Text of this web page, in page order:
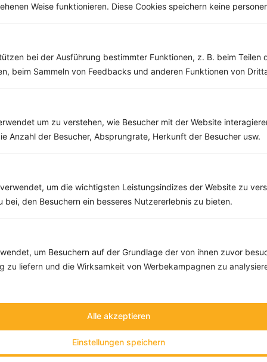
Weise funktionieren. Diese Cookies speichern keine
bei der Ausführung bestimmter Funktionen, z. B. beim Teilen
beim Sammeln von Feedbacks und anderen Funktionen von
um zu verstehen, wie Besucher mit der Website
Anzahl der Besucher, Absprungrate, Herkunft der Besucher usw.
um die wichtigsten Leistungsindizes der Website zu
bei, den Besuchern ein besseres Nutzererlebnis zu bieten.
um Besuchern auf der Grundlage der von ihnen zuvor
zu liefern und die Wirksamkeit von Werbekampagnen zu
Einstellungen speichern
Alle akzeptieren
Kohlehydrate:90 g
Rezepte mit 500 bis 600 kcal
Rezepte
‹ ›
Kalorien:558 kcal